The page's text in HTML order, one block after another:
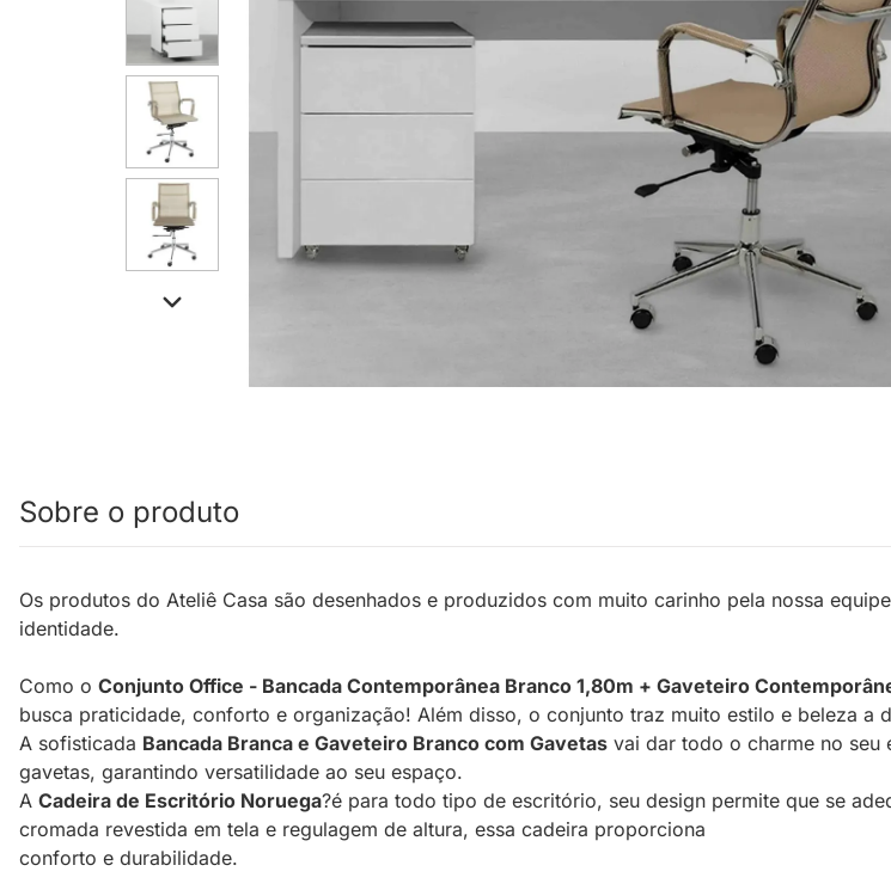
Sobre o produto
Os produtos do Ateliê Casa são desenhados e produzidos com muito carinho pela nossa
identidade.
Como o Conjunto Office - Bancada Contemporânea Branco 1,80m + Gaveteiro
busca praticidade, conforto e organização! Além disso, o conjunto traz muito estilo e beleza a
A sofisticada Bancada Branca e Gaveteiro Branco com Gavetas vai dar todo o charme no
gavetas, garantindo versatilidade ao seu espaço.
A Cadeira de Escritório Noruega?é para todo tipo de escritório, seu design permite que se
cromada revestida em tela e regulagem de altura, essa cadeira proporciona
conforto e durabilidade.